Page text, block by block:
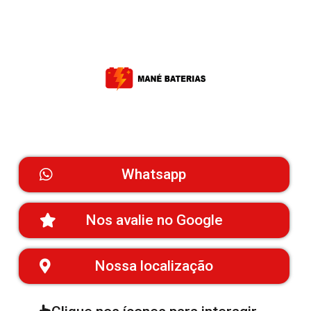
Whatsapp
Nos avalie no Google
Nossa localização